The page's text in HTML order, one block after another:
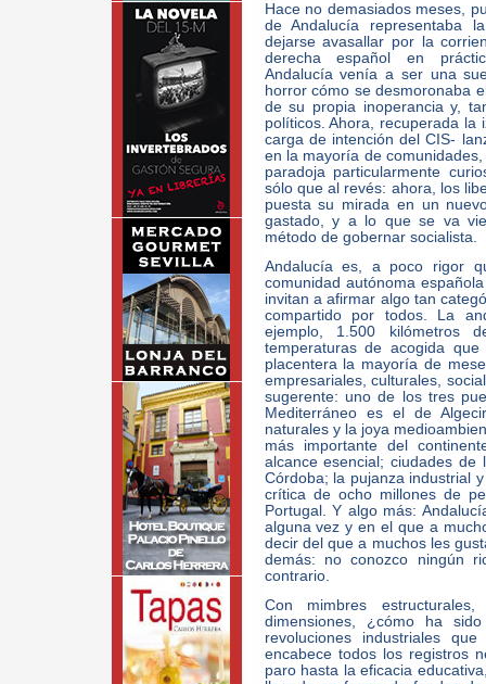
Hace no demasiados meses,
de Andalucía representaba
dejarse avasallar por la
derecha español en
Andalucía venía a ser una
horror cómo se desmoronaba
de su propia inoperancia y,
políticos. Ahora, recuperada
carga de intención del CIS-
en la mayoría de
paradoja particularmente
sólo que al revés: ahora, los
puesta su mirada en un
gastado, y a lo que se va
método de gobernar socialista.
Andalucía es, a poco rigor
comunidad autónoma
invitan a afirmar algo tan
compartido por todos. La
ejemplo, 1.500 kilómetros
temperaturas de acogida
placentera la mayoría de
empresariales, culturales,
sugerente: uno de los tres
Mediterráneo es el de
naturales y la joya
más importante del
alcance esencial; ciudades de
Córdoba; la pujanza industrial
crítica de ocho millones de
Portugal. Y algo más:
alguna vez y en el que a
decir del que a muchos les
demás: no conozco ningún
contrario.
Con mimbres
dimensiones, ¿cómo ha
revoluciones industriales
encabece todos los registros
paro hasta la eficacia